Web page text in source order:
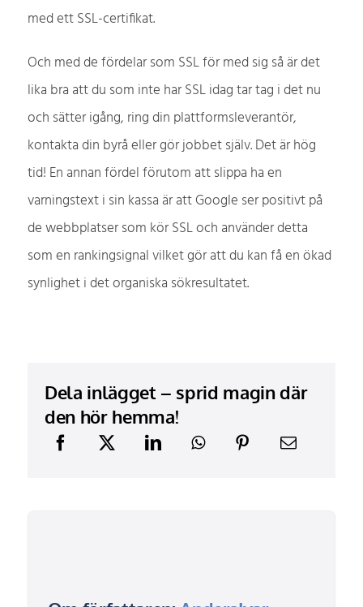
med ett SSL-certifikat.
Och med de fördelar som SSL för med sig så är det
lika bra att du som inte har SSL idag tar tag i det nu
och sätter igång, ring din plattformsleverantör,
kontakta din byrå eller gör jobbet själv. Det är hög
tid! En annan fördel förutom att slippa ha en
varningstext i sin kassa är att Google ser positivt på
de webbplatser som kör SSL och använder detta
som en rankingsignal vilket gör att du kan få en ökad
synlighet i det organiska sökresultatet.
Dela inlägget – sprid magin där
den hör hemma!